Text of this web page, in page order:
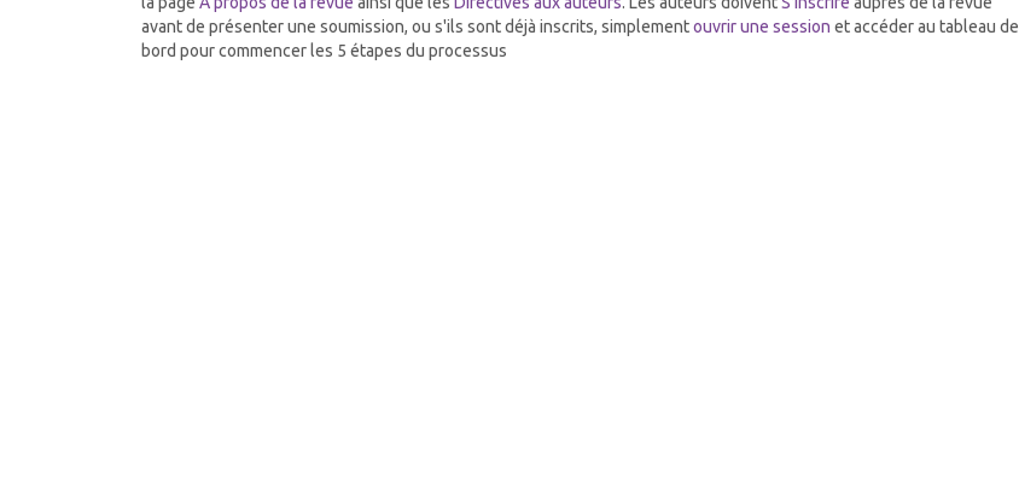
avant de présenter une soumission, ou s'ils sont déjà inscrits, simplementouvrir une session et accéder au tableau de
bord pour commencer les 5 étapes du processus